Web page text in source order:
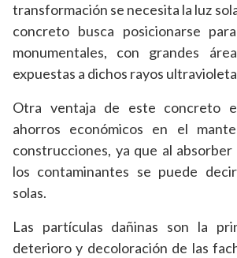
transformación se necesita la luz
concreto busca posicionarse
monumentales, con grandes
expuestas a dichos rayos
Otra ventaja de este concreto
ahorros económicos en el
construcciones, ya que al
los contaminantes se puede
solas.
Las partículas dañinas son la
deterioro y decoloración de las